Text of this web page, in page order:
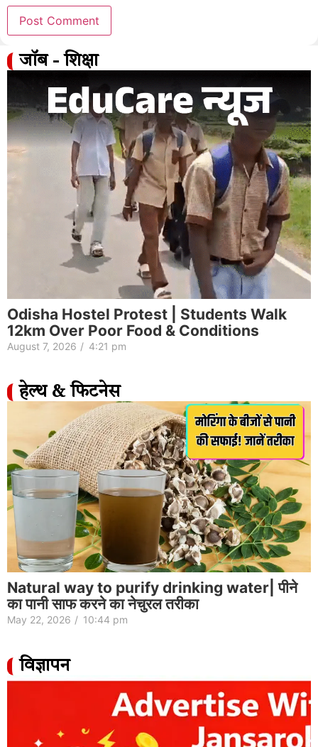
जॉब - शिक्षा
Odisha Hostel Protest | Students Walk
12km Over Poor Food & Conditions
August 7, 2026 / 4:21 pm
हेल्थ & फिटनेस
Natural way to purify drinking water| पीने
का पानी साफ करने का नेचुरल तरीका
May 22, 2026 / 10:44 pm
विज्ञापन